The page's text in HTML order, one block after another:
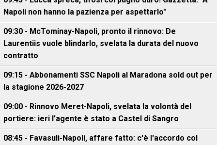
Napoli non hanno la pazienza per aspettarlo"
09:30 - McTominay-Napoli, pronto il rinnovo: De
Laurentiis vuole blindarlo, svelata la durata del nuovo
contratto
09:15 - Abbonamenti SSC Napoli al Maradona sold out per
la stagione 2026-2027
09:00 - Rinnovo Meret-Napoli, svelata la volontà del
portiere: ieri l'agente è stato a Castel di Sangro
08:45 - Favasuli-Napoli, affare fatto: c'è l'accordo col